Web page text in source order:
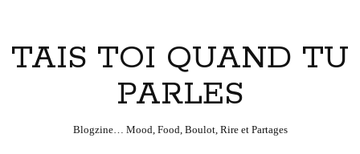
TAIS TOI QUAND TU
PARLES
Blogzine… Mood, Food, Boulot, Rire et Partages